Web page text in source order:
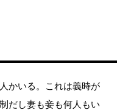
かいる。これは義時が
だし妻も妾も何人もい